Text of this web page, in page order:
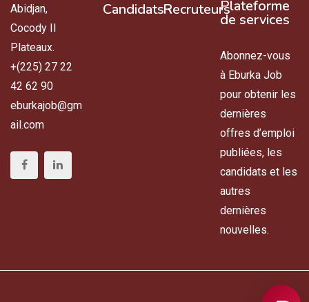
Abidjan,
Cocody II
Plateaux.
+(225) 27 22
42 62 90
eburkajob@gm
ail.com
CandidatsRecruteursPlateforme
de services
Abonnez-vous
à Eburka Job
pour obtenir les
dernières
offres d’emploi
publiées, les
candidats et les
autres
dernières
nouvelles.